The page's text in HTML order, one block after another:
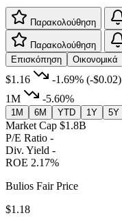
Παρακολούθηση
Παρακολούθηση
Επισκόπηση
Οικονομικά
$1.16 -1.69% (-$0.02)
1M
-5.60%
1M 6M YTD 1Y 5Y
Market Cap $1.8B
P/E Ratio -
Div. Yield -
ROE 2.17%
Bulios Fair Price
$1.18